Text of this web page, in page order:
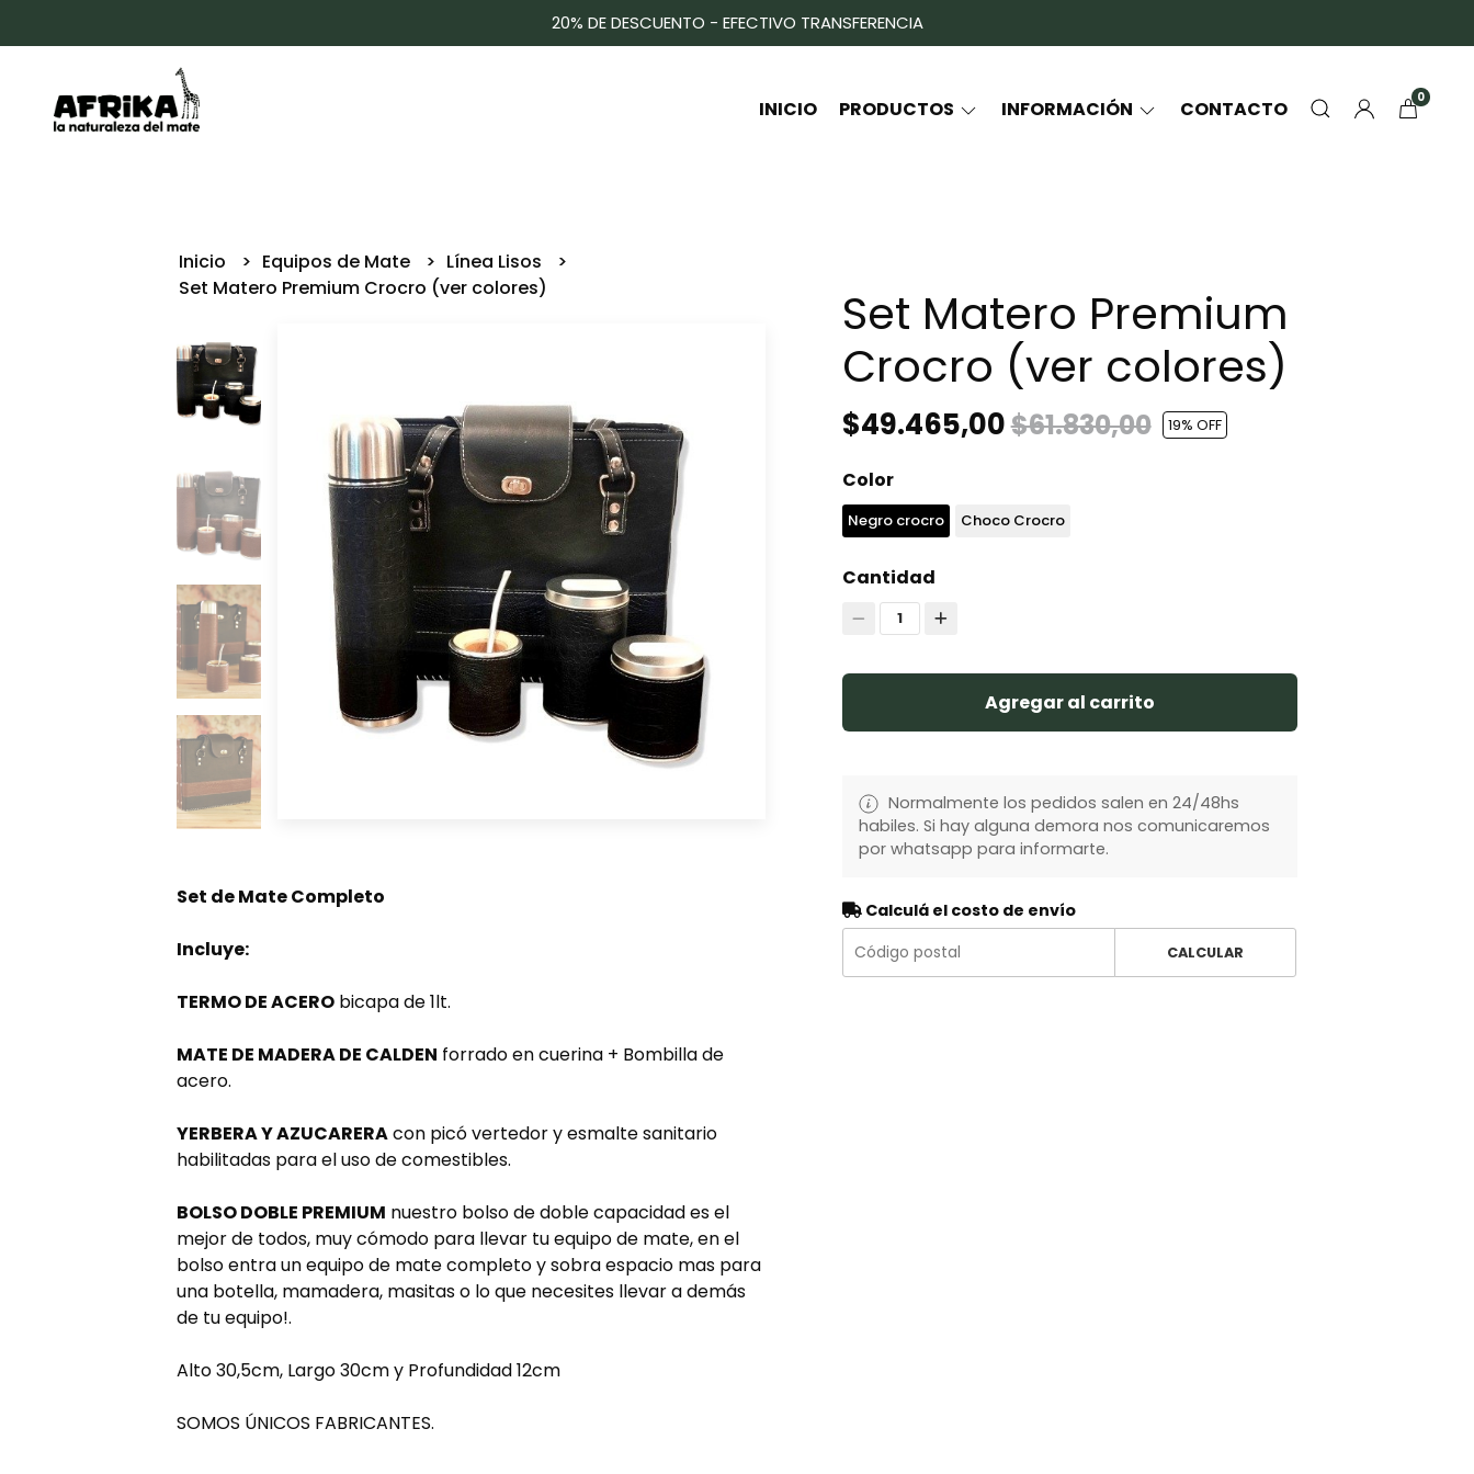
20% DE DESCUENTO - EFECTIVO TRANSFERENCIA
INICIO PRODUCTOS INFORMACIÓN CONTACTO 0
Inicio Equipos de Mate
Línea Lisos
Set Matero Premium Crocro (ver colores)
Set de Mate Completo
Incluye:
TERMO DE ACERO bicapa de 1lt.
MATE DE MADERA DE CALDEN forrado en cuerina + Bombilla de
acero.
YERBERA Y AZUCARERAcon picó vertedor y esmalte sanitario
habilitadas para el uso de comestibles.
BOLSO DOBLE PREMIUM nuestro bolso de doble capacidad es el
mejor de todos, muy cómodo para llevar tu equipo de mate, en el
bolso entra un equipo de mate completo y sobra espacio mas para
una botella, mamadera, masitas o lo que necesites llevar a demás
de tu equipo!.
Alto 30,5cm, Largo 30cm y Profundidad 12cm
SOMOS ÚNICOS FABRICANTES.
Set Matero Premium
Crocro (ver colores)
$49.465,00$61.830,00 19% OFF
Color
Negro crocro Choco Crocro
Cantidad
1
Agregar al carrito
Normalmente los pedidos salen en 24/48hs
habiles. Si hay alguna demora nos comunicaremos
por whatsapp para informarte.
Calculá el costo de envío
CALCULAR